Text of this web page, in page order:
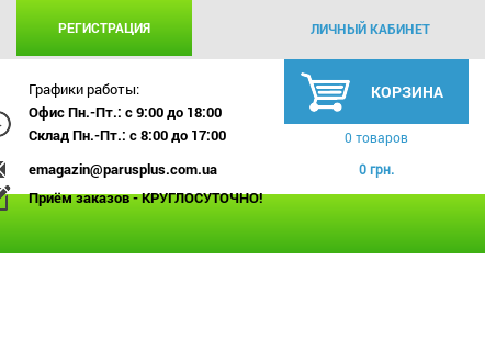
РЕГИСТРАЦИЯ ЛИЧНЫЙ КАБИНЕТ
Графики работы:
Офис Пн.-Пт.: с 9:00 до 18:00
Склад Пн.-Пт.: с 8:00 до 17:00
emagazin@parusplus.com.ua
Приём заказов - КРУГЛОСУТОЧНО!
КОРЗИНА
0 товаров
0 грн.